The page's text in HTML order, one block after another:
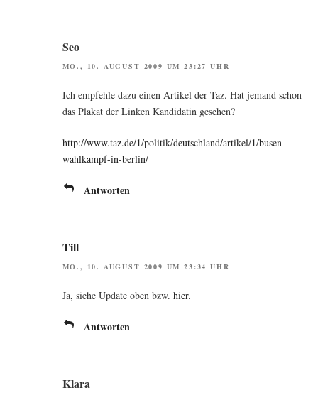
Seo
MO., 10. AUGUST 2009 UM 23:27 UHR
Ich emp­feh­le dazu einen Arti­kel der Taz. Hat jemand schon
das Pla­kat der Lin­ken Kan­di­da­tin gesehen?
http://www.taz.de/1/politik/deutschland/artikel/1/busen-
wahlkampf-in-berlin/
Antworten
Till
MO., 10. AUGUST 2009 UM 23:34 UHR
Ja, sie­he Update oben bzw. hier.
Antworten
Klara